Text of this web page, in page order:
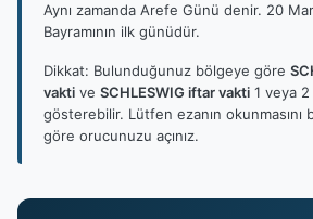
Aynı zamanda Arefe Günü denir. 20
Bayramının ilk günüdür.
Dikkat: Bulunduğunuz bölgeye göre
vakti ve SCHLESWIG iftar vakti 1 veya 2
gösterebilir. Lütfen ezanın okunmasını
göre orucunuzu açınız.